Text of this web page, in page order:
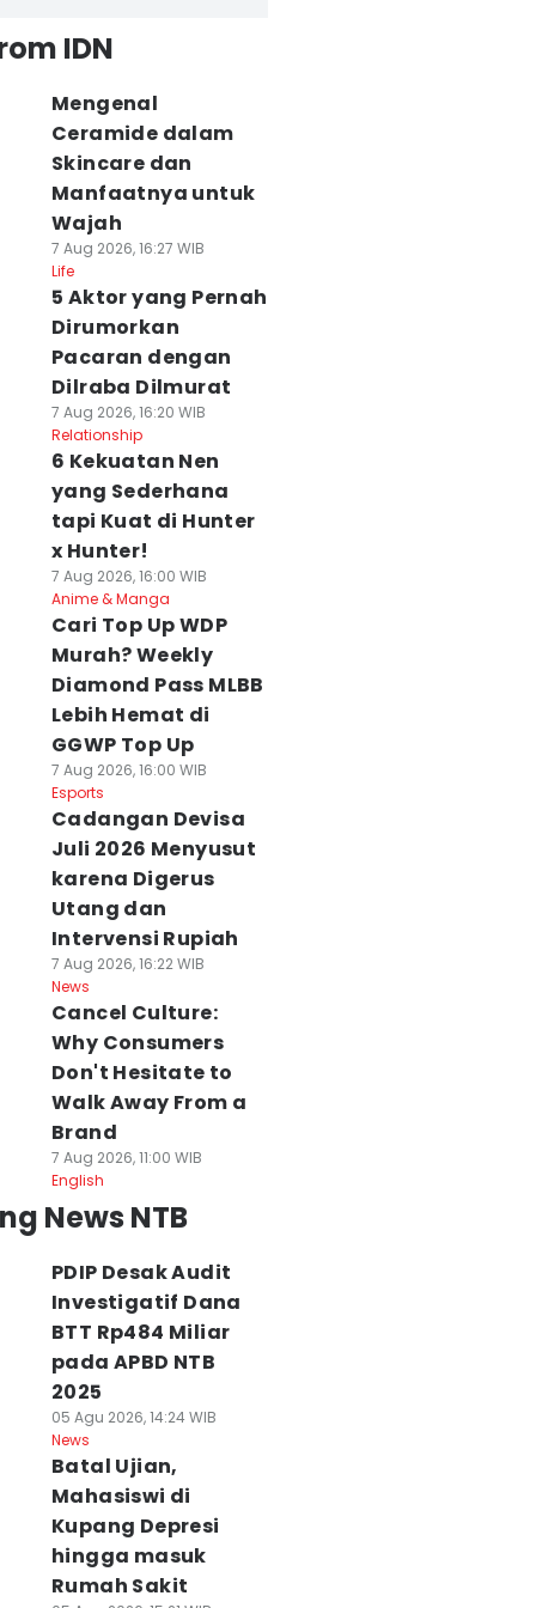
IDN
Mengenal
Ceramide dalam
Skincare dan
Manfaatnya untuk
Wajah
7 Aug 2026, 16:27 WIB
Life
5 Aktor yang Pernah
Dirumorkan
Pacaran dengan
Dilraba Dilmurat
7 Aug 2026, 16:20 WIB
Relationship
6 Kekuatan Nen
yang Sederhana
tapi Kuat di Hunter
x Hunter!
7 Aug 2026, 16:00 WIB
Anime & Manga
Cari Top Up WDP
Murah? Weekly
Diamond Pass MLBB
Lebih Hemat di
GGWP Top Up
7 Aug 2026, 16:00 WIB
Esports
Cadangan Devisa
Juli 2026 Menyusut
karena Digerus
Utang dan
Intervensi Rupiah
7 Aug 2026, 16:22 WIB
News
Cancel Culture:
Why Consumers
Don't Hesitate to
Walk Away From a
Brand
7 Aug 2026, 11:00 WIB
English
News NTB
PDIP Desak Audit
Investigatif Dana
BTT Rp484 Miliar
pada APBD NTB
2025
05 Agu 2026, 14:24 WIB
News
Batal Ujian,
Mahasiswi di
Kupang Depresi
hingga masuk
Rumah Sakit